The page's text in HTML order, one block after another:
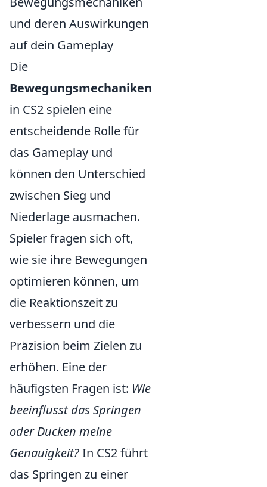
und deren Auswirkungen
auf dein Gameplay
Die
Bewegungsmechaniken
in CS2 spielen eine
entscheidende Rolle für
das Gameplay und
können den Unterschied
zwischen Sieg und
Niederlage ausmachen.
Spieler fragen sich oft,
wie sie ihre Bewegungen
optimieren können, um
die Reaktionszeit zu
verbessern und die
Präzision beim Zielen zu
erhöhen. Eine der
häufigsten Fragen ist: Wie
beeinflusst das Springen
oder Ducken meine
Genauigkeit?In CS2 führt
das Springen zu einer